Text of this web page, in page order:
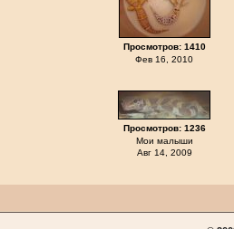
Просмотров: 1410
Фев 16, 2010
Просмотров: 1236
Мои малыши
Авг 14, 2009